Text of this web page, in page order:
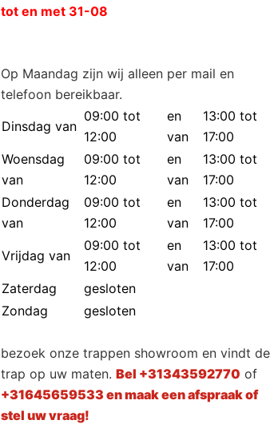
tot en met 31-08
Op Maandag zijn wij alleen per mail en
telefoon bereikbaar.
Dinsdag van
09:00 tot
12:00
en
van
13:00 tot
17:00
Woensdag
van
09:00 tot
12:00
en
van
13:00 tot
17:00
Donderdag
van
09:00 tot
12:00
en
van
13:00 tot
17:00
Vrijdag van
09:00 tot
12:00
en
van
13:00 tot
17:00
Zaterdag
gesloten
Zondag
gesloten
bezoek onze trappen showroom en vindt de
trap op uw maten. Bel +31343592770 of
+31645659533 en maak een afspraak of
stel uw vraag!